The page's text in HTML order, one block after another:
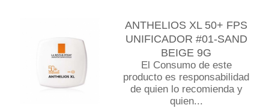
ANTHELIOS XL 50+ FPS
UNIFICADOR #01-SAND
BEIGE 9G
El Consumo de este
producto es responsabilidad
de quien lo recomienda y
quien...